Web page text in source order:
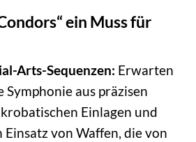
ein Muss für
Arts-Sequenzen: Erwarten
Symphonie aus präzisen
Einlagen und
Einsatz von Waffen, die von